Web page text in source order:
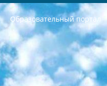
Образовательный портал
РЕСПУБЛИКА УЗБЕКИСТАН МИНИСТРЕРСТВО ДОШКОЛЬНОГО И ШКОЛЬНОГО ОБРАЗОВАНИЯ КОМАНДА в общеобразовательных учреждениях в 2023-2024 учебном году организация и проведение итоговой государственной аттестации обучающихся о Министра дошкольного и школьного образования Республики Узбекистан от 4 марта 2008 года (постановлением Минюста от 20 марта 2008 года № 1778 государственной регистрации) «Итоговое состояние учащихся общего среднего образования на основании положения об утверждении положения об аттестации общего среднего образования выпускной экзамен студентов в образовательных учреждениях в 2023-2024 учебном году В целях организации и прохождения аттестации приказываю: 1. Следующее: перечень предметов, по которым будет проводиться итоговая государственная аттестация и экзамен формы перевода согласно приложению 1; сертификаты международного образца, оценивающие уровень владения иностранными языками перечень согласно приложению 2; 2. Педагогический при специализированных образовательных учреждениях. научно-практический центр квалификации и международной оценки (Д.Давидова) 2024 г. До 25 марта: задания по предметам, по которым будет проводиться итоговая аттестация разработка и утверждение технических условий; итоговая аттестация на основании разработанного предметного задания разработка вопросов по предметам (устно и письменно), экзамен передача; общеобразовательные средние школы и специальные учебные заведения учащиеся выпускных классов школ и интернатов в агентской системе подготовка базы данных экзаменационных материалов и критериев оценки; перевод базы экзаменационных материалов на все языки обучения подать в Республиканский образовательный центр для изготовления; варианты экзаменов на основе разработанных контрольных материалов пусть будут поставлены задачи формирования. 3. Республиканский образовательный центр (Ш.Худайкулов) до 5 апреля 2024 года. до: база данных предоставленных экзаменационных материалов на все языки обучения перевод и экспертиза; для слепых, слабовидящих, глухих, слабослышащих и умственно отсталых детей учащиеся выпускных классов специализированных школ и школ-интернатов база данных экзаменационных материалов на всех преподаваемых языках подготовка критериев оценки; специализированные школы для умственно отсталых детей и технологии для учащихся выпускных классов школ-интернатов разработка соответствующих рекомендаций и критериев проведения ЕГЭ по естествознанию давать задания. 4. Педагогический при специализированных образовательных учреждениях. Научно-практический центр навыков и международной оценки (Д.Давидова), Республика образовательный центр (Худайкулов Ш.) итоговый государственный аттестационный экзамен ориентирован на творческое и логическое мышление при подготовке базы материалов учитывать введение заданий. 5. Следует отметить, что: сертификат государственного образца о знании общеобразовательного предмета и как минимум национальный уровень B1 по предметам на иностранных языках, указанным в Приложении 2. или международно признанный сертификат эквивалентного уровня студенты, изучающие определенный предмет, освобождаются от экзамена; по соответствующим предметам запланирована итоговая государственная аттестация за день до дня, путем жеребьевки Рабочей группой (в письменной форме по предметам, проводимым в форме) из числа сформированных вариантов выбрано 2 варианта; 2 выбранных варианта экзамена анонсированы на официальном сайте министерства и все выпускники по всей стране на основе этих вариантов проводит итоговую государственную аттестацию. 6. Государственное образование учащихся средних общеобразовательных учреждений. знания в соответствии с квалификационными требованиями, которые необходимо приобрести на основании стандартов итоговый (выпускной) контроль для 9 и 11 классов в целях тестирования Экзамены (далее – экзамены) состоят из предметов, перечисленных в приложении 1. будет сделано. 7. Экзамены пройдут с 26 мая по 15 июня 2024 г. (кроме науки физического воспитания). 8. Физическая для учащихся 9 классов общесредних образовательных учреждений. Экзамены по предмету «Образование, квалификация медицина» 1-6 мая 2024 года. сотрудники перевести под присмотр (с отклонениями в физическом или умственном развитии) специализированная школа для детей, школы-интернаты и со сколиозом школы-интернаты санаторного типа для больных детей исключены). 9. Он был слепым, слабовидящим и имел нарушения опорно-двигательного аппарата. экзамены в специализированных школах и интернатах для детей должны проводиться исходя из требований, предъявляемых к общеобразовательным учреждениям (физкультура кроме науки). 10. Специализированная школа для глухих и слабослышащих детей. и экзамены в интернатах и быть реализован в виде письменного теста по математике. 11. Специальность для умственно отсталых детей. Для 9 класса Родной язык и литературное письмо Государственный язык (язык обучения – узбекский). для неклассов) написано Математическое письмо Письменная/устная история Узбекистана Физическое воспитание практично Итоговый контроль Для 11 класса Написание родного языка и литературы (эссе) Математическое письмо Узбекский язык (обучение на узбекском языке) не посещающее общее среднее образование для учреждений)/Образовательное учреждение выбор письменный и устный Иностранный язык письменный/устный Письменная/устная история Узбекистана *По выбору студента:  Химия  Физика  Основы государственного права  География 10 бесплатных образовательных ресурсов - Мы составили подборку онлайн-проектов с интерактивными упражнениями,